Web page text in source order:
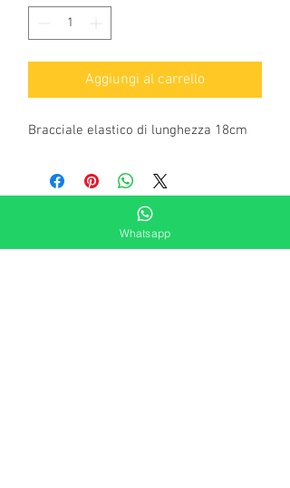
Aggiungi al carrello
Bracciale elastico di lunghezza 18cm
Whatsapp